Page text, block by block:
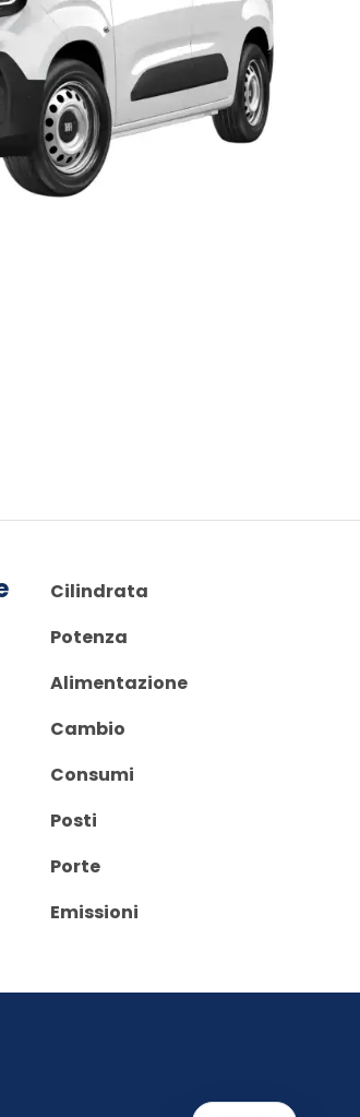
Cilindrata
Potenza
Alimentazione
Cambio
Consumi
Posti
Porte
Emissioni